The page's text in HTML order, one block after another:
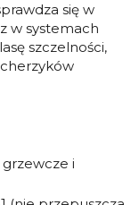
się w
w systemach
szczelności,
i